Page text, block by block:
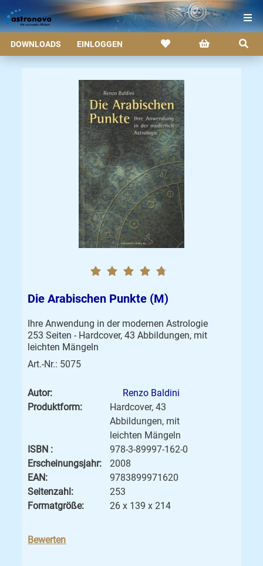
DOWNLOADS EINLOGGEN
Die Arabischen Punkte (M)
Ihre Anwendung in der modernen Astrologie
253 Seiten - Hardcover, 43 Abbildungen, mit
leichten Mängeln
Art.-Nr.: 5075
Autor:
Renzo Baldini
Produktform:
Hardcover, 43
Abbildungen, mit
leichten Mängeln
ISBN :
978-3-89997-162-0
Erscheinungsjahr:
2008
EAN:
9783899971620
Seitenzahl:
253
Formatgröße:
26 x 139 x 214
Bewerten